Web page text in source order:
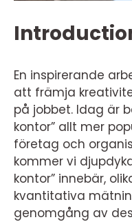
En inspirerande
att främja
på jobbet. Idag är
kontor” allt mer
företag och
kommer vi
kontor” innebär,
kvantitativa
genomgång av